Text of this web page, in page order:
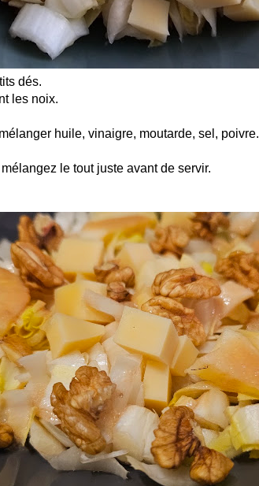
dés.
les noix.
huile, vinaigre, moutarde, sel, poivre.
le tout juste avant de servir.